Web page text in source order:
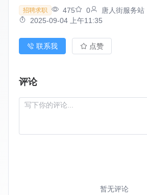
招聘求职 475 0
唐人街服务站
2025-09-04 上午11:35
联系我 点赞
评论
暂无评论